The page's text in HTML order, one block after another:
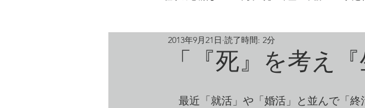
真理・価値・知恵・真実 人間関係
「『死』を考え
2013年9月21日 読了時間: 2分
最近「就活」や「婚活」と並んで「終